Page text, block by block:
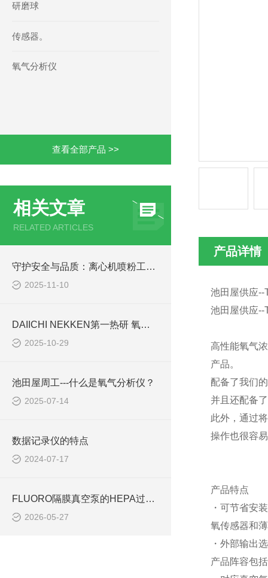
研磨球
传感器。
氧气分析仪
查看全部产品 >>
相关文章
RELATED ARTICLES
守护安全与品质：离心机喷粉工艺中氧气分析仪的关键作用与操作规程
2025-11-10
DAIICHI NEKKEN第一热研 氧气分析仪：工业生产中的“氧气卫士“
2025-10-29
池田屋周工---什么是氧气分析仪？
2025-07-14
数据记录仪的特点
2024-07-17
FLUORO隔膜真空泵的HEPA过滤与洁净室适用性分析
2026-05-27
产品详情
池田屋供应
池田屋供应
高性能氧气
产品。
配备了我们
并且还配备
此外，通过
操作也很容
产品特点
・可节省安
氧传感器和
・外部输出
产品阵容包